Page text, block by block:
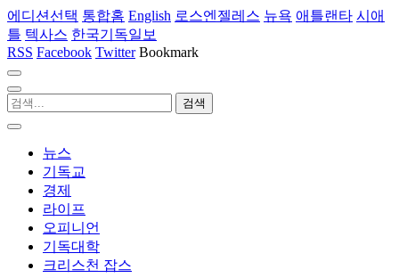
에디션선택 통합홈 English 로스엔젤레스 뉴욕 애틀랜타 시애
틀 텍사스 한국기독일보
RSS Facebook Twitter Bookmark
뉴스
기독교
경제
라이프
오피니언
기독대학
크리스천 잡스